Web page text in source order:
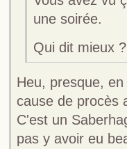
une soirée.
Qui dit mieux ?
Heu, presque,
cause de procès
C'est un
pas y avoir eu